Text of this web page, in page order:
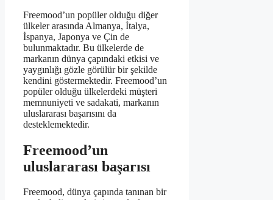
Freemood’un popüler olduğu diğer
ülkeler arasında Almanya, İtalya,
İspanya, Japonya ve Çin de
bulunmaktadır. Bu ülkelerde de
markanın dünya çapındaki etkisi ve
yaygınlığı gözle görülür bir şekilde
kendini göstermektedir. Freemood’un
popüler olduğu ülkelerdeki müşteri
memnuniyeti ve sadakati, markanın
uluslararası başarısını da
desteklemektedir.
Freemood’un
uluslararası başarısı
Freemood, dünya çapında tanınan bir